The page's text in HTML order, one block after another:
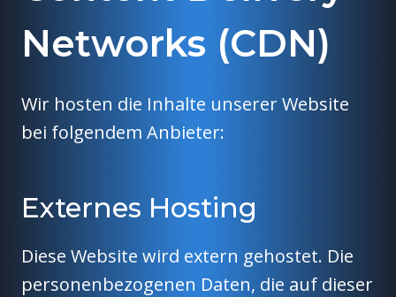
Networks (CDN)
Wir hosten die Inhalte unserer Website
bei folgendem Anbieter:
Externes Hosting
Diese Website wird extern gehostet. Die
personenbezogenen Daten, die auf dieser